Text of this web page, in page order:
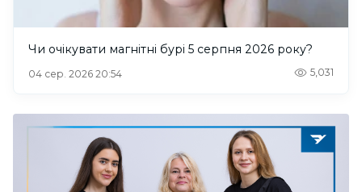
Чи очікувати магнітні бурі 5 серпня 2026 року?
04 сер. 2026 20:54 5,031